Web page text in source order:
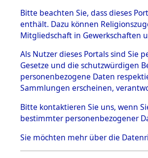
BESTÄNDE
1.
mente
5. Verschiedenes
5.3
Todesmärsche
5.3.1 Alliierte
Erhebungen
zu
Todesmärsch
en
5.3.2
Bitte beachten Sie, dass dieses
enthält. Dazu können
Mitgliedschaft in Gewerkschaften
Als Nutzer dieses Portals sind Sie
Gesetze und die schutzwürdigen
personenbezogene Daten
Sammlungen erscheinen,
Bitte kontaktieren Sie uns, wenn
bestimmter personenbezogener
Sie möchten mehr über die